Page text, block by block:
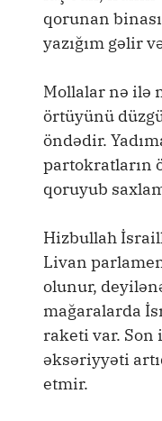
qorunan
yazığım gəlir
Mollalar nə ilə
örtüyünü
öndədir.
partokratların
qoruyub
Hizbullah
Livan
olunur,
mağaralarda
raketi var.
əksəriyyəti
etmir.